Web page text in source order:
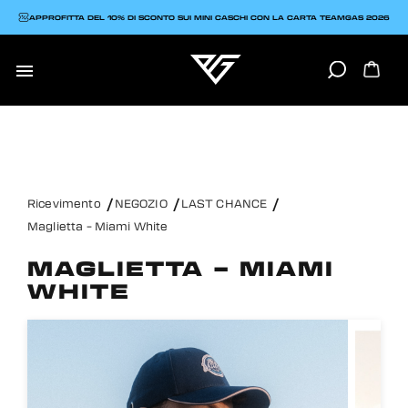

APPROFITTA DEL 10% DI SCONTO SUI MINI CASCHI CON LA CARTA TEAMGAS 2026
Ricevimento NEGOZIO
LAST CHANCE
Maglietta – Miami White
MAGLIETTA – MIAMI
WHITE